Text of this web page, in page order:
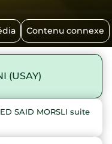
Contenu connexe
(USAY)
SAID MORSLI suite